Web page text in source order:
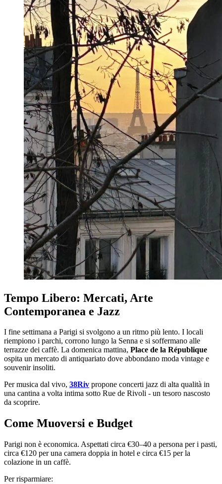
Tempo Libero: Mercati, Arte
Contemporanea e Jazz
I fine settimana a Parigi si svolgono a un ritmo più lento. I locali
riempiono i parchi, corrono lungo la Senna e si soffermano alle
terrazze dei caffè. La domenica mattina, Place de la République
ospita un mercato di antiquariato dove abbondano moda vintage e
souvenir insoliti.
Per musica dal vivo, 38Riv propone concerti jazz di alta qualità in
una cantina a volta intima sotto Rue de Rivoli - un tesoro nascosto
da scoprire.
Come Muoversi e Budget
Parigi non è economica. Aspettati circa €30–40 a persona per i pasti,
circa €120 per una camera doppia in hotel e circa €15 per la
colazione in un caffè.
Per risparmiare: